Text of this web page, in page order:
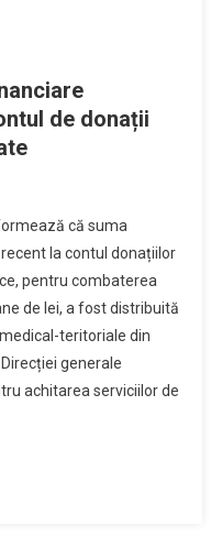
de donații
că suma
la contul donațiilor
pentru combaterea
de lei, a fost distribuită
teritoriale din
generale
achitarea serviciilor de